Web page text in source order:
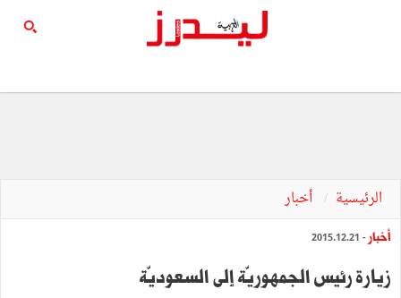
الرئيسية أخبار
أخبار - 2015.12.21
زيارة‭ ‬رئيس‭ ‬الجمهوريّة‭ ‬إلى‭ ‬السعوديّة‭ ‬